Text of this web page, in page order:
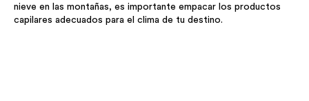
nieve en las montañas, es importante empacar los productos
capilares adecuados para el clima de tu destino.